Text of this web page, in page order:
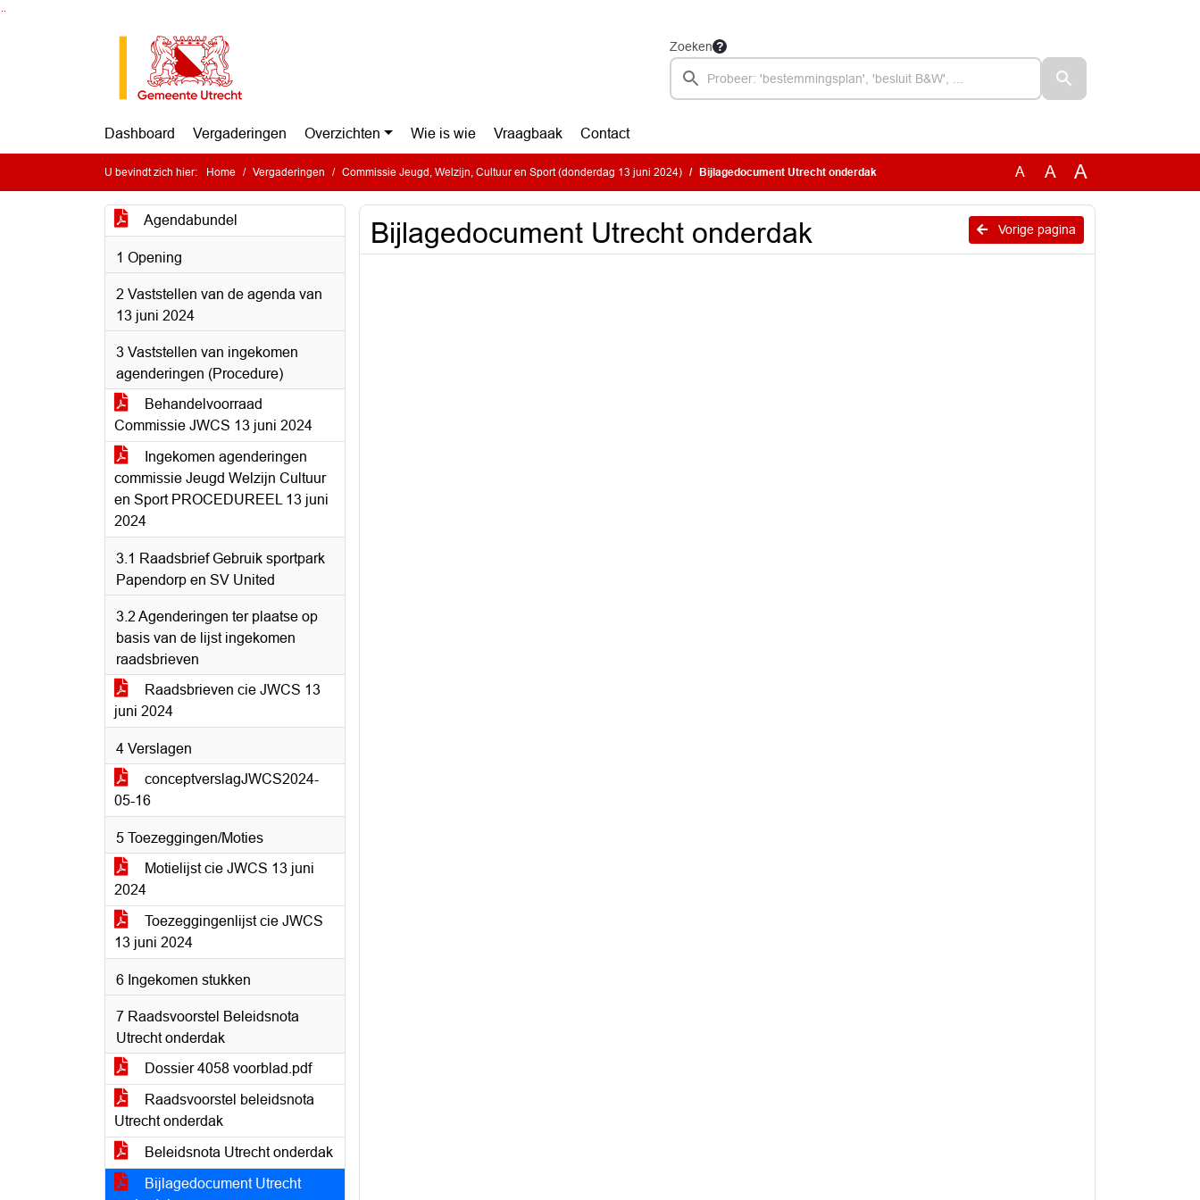
Zoeken
Dashboard Vergaderingen Overzichten Wie is wie Vraagbaak Contact
U bevindt zich hier: Home Vergaderingen Commissie Jeugd, Welzijn, Cultuur en Sport (donderdag 13 juni 2024) Bijlagedocument Utrecht onderdak A A A
Agendabundel
1 Opening
2 Vaststellen van de agenda van
13 juni 2024
3 Vaststellen van ingekomen
agenderingen (Procedure)
Behandelvoorraad
Commissie JWCS 13 juni 2024
Ingekomen agenderingen
commissie Jeugd Welzijn Cultuur
en Sport PROCEDUREEL 13 juni
2024
3.1 Raadsbrief Gebruik sportpark
Papendorp en SV United
3.2 Agenderingen ter plaatse op
basis van de lijst ingekomen
raadsbrieven
Raadsbrieven cie JWCS 13
juni 2024
4 Verslagen
conceptverslagJWCS2024-
05-16
5 Toezeggingen/Moties
Motielijst cie JWCS 13 juni
2024
Toezeggingenlijst cie JWCS
13 juni 2024
6 Ingekomen stukken
7 Raadsvoorstel Beleidsnota
Utrecht onderdak
Dossier 4058 voorblad.pdf
Raadsvoorstel beleidsnota
Utrecht onderdak
Beleidsnota Utrecht onderdak
Bijlagedocument Utrecht
Vorige pagina
Bijlagedocument Utrecht onderdak